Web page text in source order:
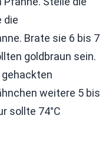
die
Brate sie 6 bis 7
goldbraun sein.
gehackten
weitere 5 bis
sollte 74°C